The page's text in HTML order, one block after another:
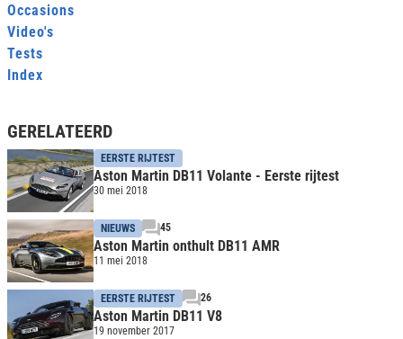
Occasions
Video's
Tests
Index
GERELATEERD
EERSTE RIJTEST
Aston Martin DB11 Volante - Eerste rijtest
30 mei 2018
NIEUWS 45
Aston Martin onthult DB11 AMR
11 mei 2018
EERSTE RIJTEST 26
Aston Martin DB11 V8
19 november 2017